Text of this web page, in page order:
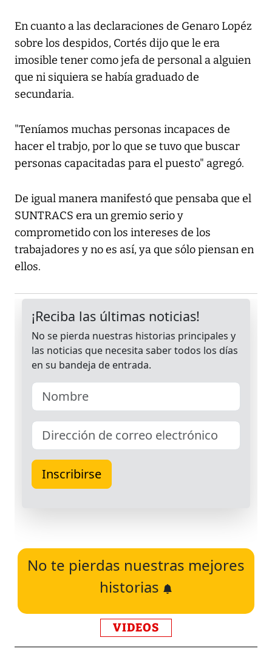
En cuanto a las declaraciones de Genaro Lopéz
sobre los despidos, Cortés dijo que le era
imosible tener como jefa de personal a alguien
que ni siquiera se había graduado de
secundaria.
"Teníamos muchas personas incapaces de
hacer el trabjo, por lo que se tuvo que buscar
personas capacitadas para el puesto" agregó.
De igual manera manifestó que pensaba que el
SUNTRACS era un gremio serio y
comprometido con los intereses de los
trabajadores y no es así, ya que sólo piensan en
ellos.
No te pierdas nuestras mejores
historias
VIDEOS